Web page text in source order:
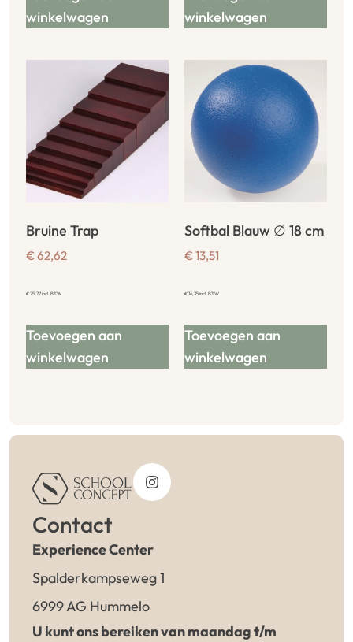
winkelwagen
winkelwagen
Bruine Trap
€ 62,62
€75,77incl. BTW
Toevoegen aan
winkelwagen
Softbal Blauw ∅ 18 cm
€ 13,51
€16,35incl. BTW
Toevoegen aan
winkelwagen
Contact
Experience Center
Spalderkampseweg 1
6999 AG Hummelo
U kunt ons bereiken van maandag t/m